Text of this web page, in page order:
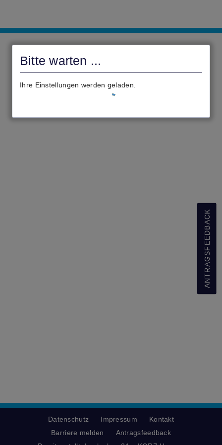
Bitte warten ...
Ihre Einstellungen werden geladen.
ANTRAGSFEEDBACK
Datenschutz Impressum
Kontakt
Barriere melden
Antragsfeedback